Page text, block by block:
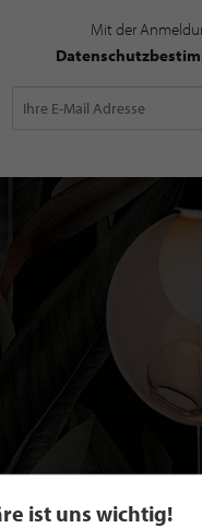
Mit der
ist uns wichtig!